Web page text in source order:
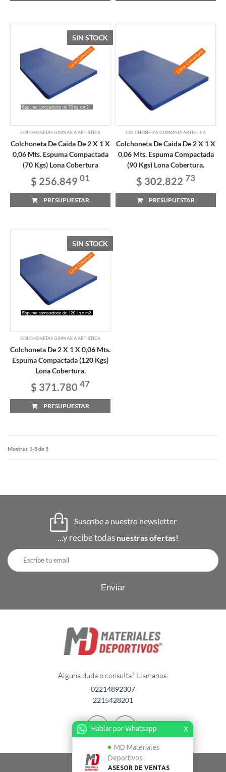
Hablar por Whatsapp X
MD Materiales
Deportivos
ASESOR DE VENTAS
SIN STOCK
COLCHONETAS GIMNASIA ARTISTICA
Colchoneta De Caida De 2 X 1 X
0,06 Mts. Espuma Compactada
(70 Kgs) Lona Cobertura
$ 256.849 01
PRESUPUESTAR
COLCHONETAS GIMNASIA ARTISTICA
Colchoneta De Caida De 2 X 1 X
0,06 Mts. Espuma Compactada
(90 Kgs) Lona Cobertura.
$ 302.822 73
PRESUPUESTAR
SIN STOCK
COLCHONETAS GIMNASIA ARTISTICA
Colchoneta De 2 X 1 X 0,06 Mts.
Espuma Compactada (120 Kgs)
Lona Cobertura.
$ 371.780 47
PRESUPUESTAR
Mostrar 1-5 de 5
Suscribe a nuestro newsletter
...y recibe todas nuestras ofertas!
Alguna duda o consulta? Llamanos:
02214892307
2215428201